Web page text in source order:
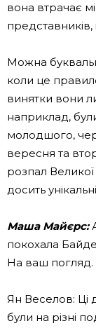
вона втрачає
представників,
Можна
коли це
винятки вони
наприклад,
молодшого,
вересня та
розпал Великої
досить
Маша Майєрс:
покохала
На ваш погляд.
Ян Веселов: Ці
були на різні